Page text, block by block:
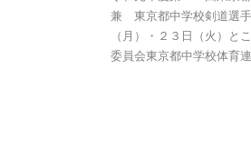
兼 東京都中学校剣道選
（月）・２３日（火）
委員会東京都中学校体育